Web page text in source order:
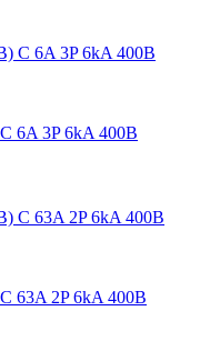
6A 3P 6kA 400В
63A 2P 6kA 400В